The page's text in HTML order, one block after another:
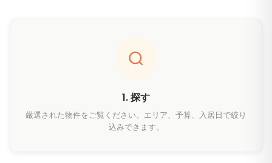
1. 探す
厳選された物件をご覧ください。エリア、予算、入居日で絞り
込みできます。